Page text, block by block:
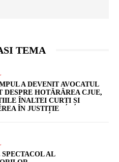
TEMA
A DEVENIT AVOCATUL
DESPRE HOTĂRÂREA CJUE,
ÎNALTEI CURȚI ȘI
ÎN JUSTIȚIE
AL